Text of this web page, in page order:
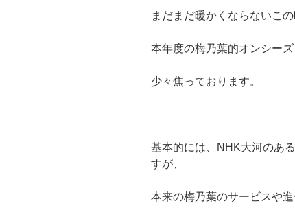
まだまだ暖かくならないこ
本年度の梅乃葉的オンシー
少々焦っております。
基本的には、NHK大河のあ
すが、
本来の梅乃葉のサービスや